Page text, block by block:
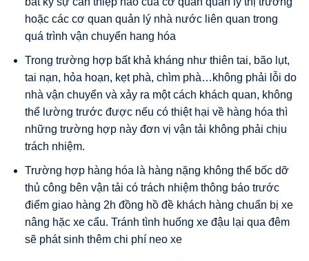
hoặc các cơ quan quản lý nhà nước liên quan trong
quá trình vận chuyển hang hóa
Trong trường hợp bất khả kháng như thiên tai, bão lụt,
tai nạn, hỏa hoạn, kẹt phà, chìm phà…không phải lỗi do
nhà vận chuyển và xảy ra một cách khách quan, không
thể lường trước được nếu có thiệt hại về hàng hóa thì
những trường hợp này đơn vị vận tải không phải chịu
trách nhiệm.
Trường hợp hàng hóa là hàng nặng không thể bốc dỡ
thủ công bên vận tải có trách nhiệm thông báo trước
điểm giao hàng 2h đồng hồ đề khách hàng chuẩn bị xe
nâng hặc xe cẩu. Tránh tình huống xe đậu lại qua đêm
sẽ phát sinh thêm chi phí neo xe